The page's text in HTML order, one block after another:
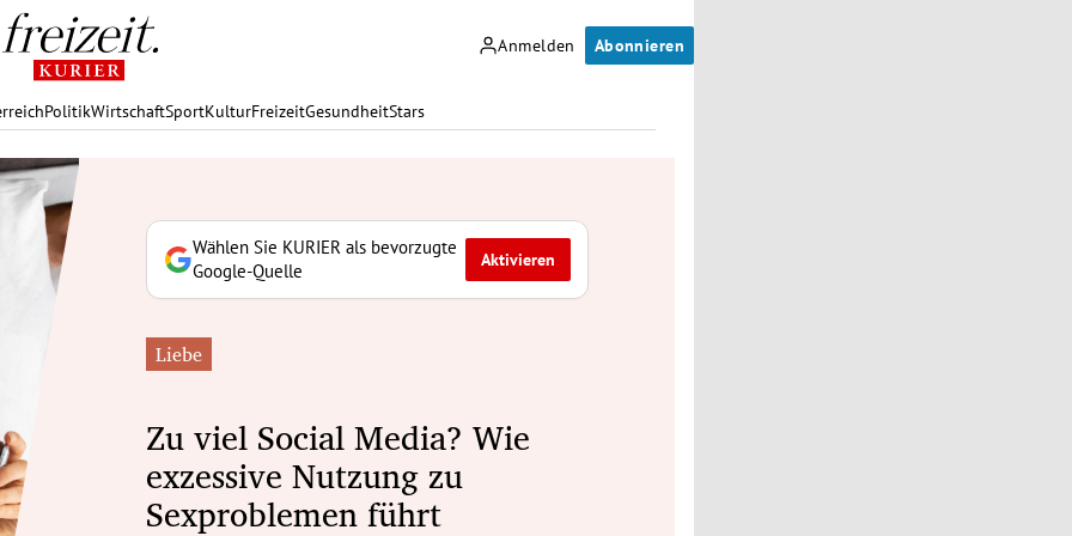
Anmelden Abonnieren
PolitikWirtschaftSportKulturFreizeitGesundheitStars
Wählen Sie KURIER als bevorzugte
Google-Quelle
Aktivieren
Liebe
Zu viel Social Media? Wie
exzessive Nutzung zu
Sexproblemen führt